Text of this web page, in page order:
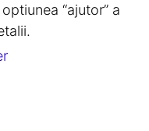
“ajutor” a